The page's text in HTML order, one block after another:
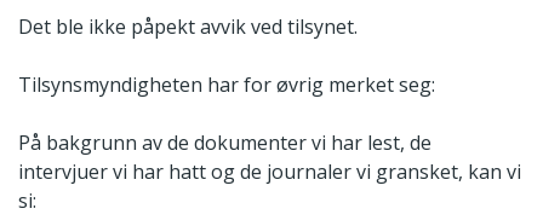
Det ble ikke påpekt avvik ved tilsynet.
Tilsynsmyndigheten har for øvrig merket seg:
På bakgrunn av de dokumenter vi har lest, de
intervjuer vi har hatt og de journaler vi gransket, kan vi
si: